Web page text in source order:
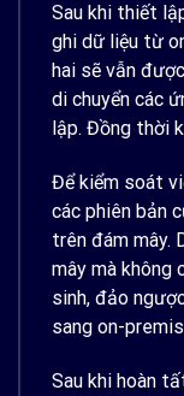
Sau khi thiết
ghi dữ liệu từ
hai sẽ vẫn
di chuyển các
lập. Đồng thời
Để kiểm soát
các phiên bản
trên đám mây.
mây mà không
sinh, đảo
sang on-
Sau khi hoàn